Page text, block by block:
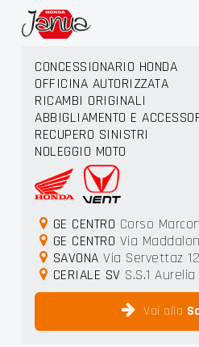
CONCESSIONARIO HONDA
OFFICINA AUTORIZZATA
RICAMBI ORIGINALI
ABBIGLIAMENTO E
RECUPERO SINISTRI
NOLEGGIO MOTO
GE CENTRO Corso
GE CENTRO Via
SAVONA Via Servettaz
CERIALE SV S.S.1
Vai alla